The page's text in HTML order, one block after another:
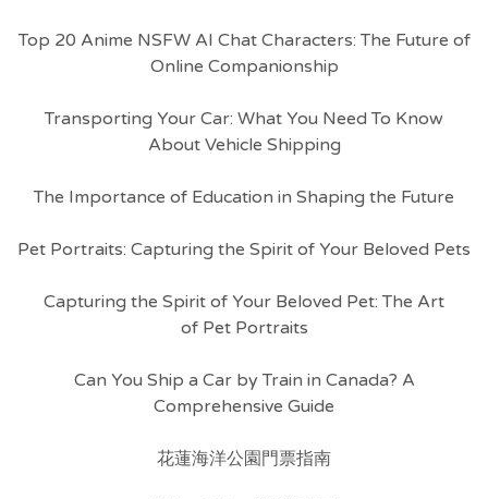
Top 20 Anime NSFW AI Chat Characters: The Future of
Online Companionship
Transporting Your Car: What You Need To Know
About Vehicle Shipping
The Importance of Education in Shaping the Future
Pet Portraits: Capturing the Spirit of Your Beloved Pets
Capturing the Spirit of Your Beloved Pet: The Art
of Pet Portraits
Can You Ship a Car by Train in Canada? A
Comprehensive Guide
花蓮海洋公園門票指南